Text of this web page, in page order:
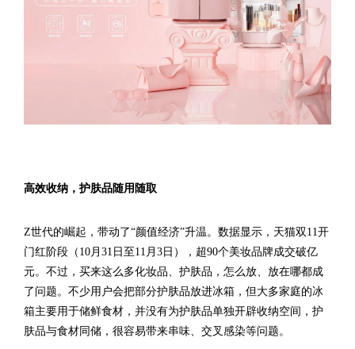
高效收纳，护肤品随用随取
Z世代的崛起，带动了“颜值经济”升温。数据显示，天猫双11开
门红阶段（10月31日至11月3日），超90个美妆品牌成交破亿
元。不过，买来这么多化妆品、护肤品，怎么放、放在哪都成
了问题。不少用户会把部分护肤品放进冰箱，但大多家庭的冰
箱主要用于储鲜食材，并没有为护肤品单独开辟收纳空间，护
肤品与食材同储，很容易带来串味、交叉感染等问题。